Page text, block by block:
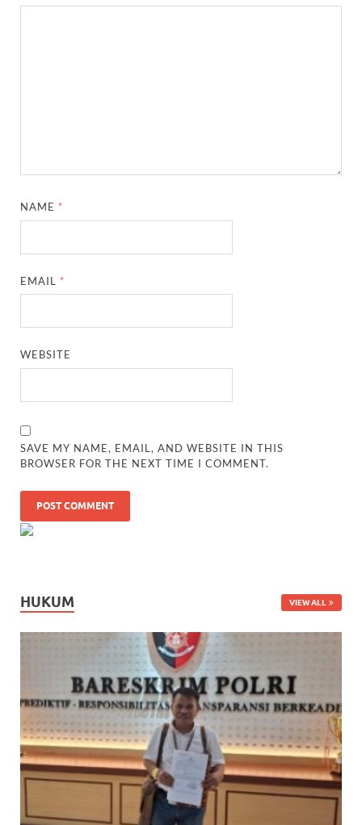
NAME *
EMAIL *
WEBSITE
SAVE MY NAME, EMAIL, AND WEBSITE IN THIS
BROWSER FOR THE NEXT TIME I COMMENT.
HUKUM VIEW ALL